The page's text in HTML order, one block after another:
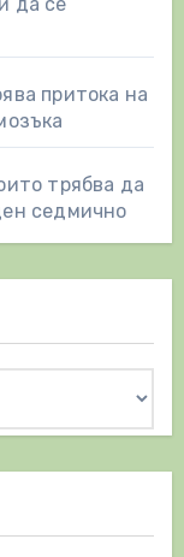
притока на
трябва да
седмично